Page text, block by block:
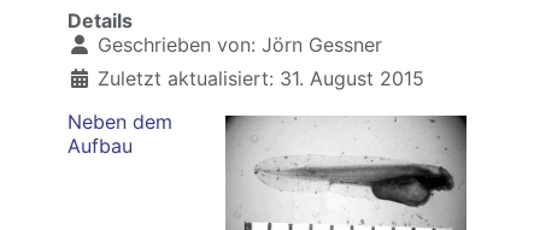
Details
Geschrieben von: Jörn Gessner
Zuletzt aktualisiert: 31. August 2015
Neben dem
Aufbau